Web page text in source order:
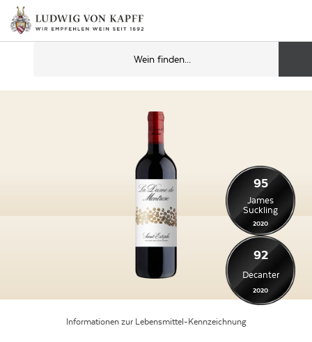
Informationen zur Lebensmittel-Kennzeichnung
95
James
Suckling
2020
92
Decanter
2020